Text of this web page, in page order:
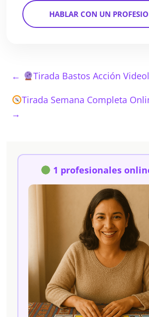
HABLAR CON UN
←
Tirada Bastos Acción
Tirada Semana Completa
→
1 profesionales